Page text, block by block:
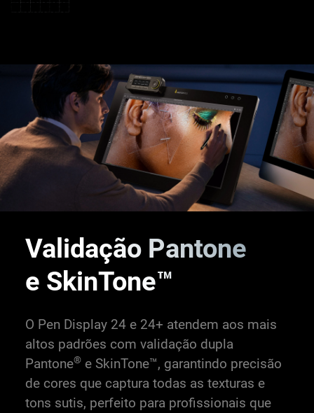
Validação Pantone
e SkinTone™
O Pen Display 24 e 24+ atendem aos mais
altos padrões com validação dupla
Pantone®e SkinTone™, garantindo precisão
de cores que captura todas as texturas e
tons sutis, perfeito para profissionais que